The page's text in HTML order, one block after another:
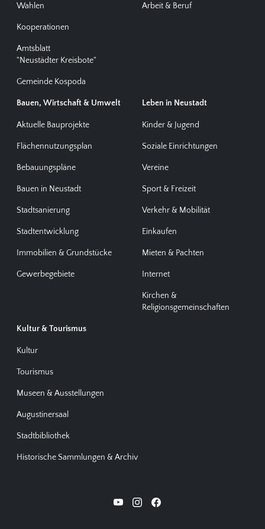
Wahlen
Kooperationen
Amtsblatt
"Neustädter Kreisbote"
Gemeinde Kospoda
Arbeit & Beruf
Bauen, Wirtschaft & Umwelt
Aktuelle Bauprojekte
Flächennutzungsplan
Bebauungspläne
Bauen in Neustadt
Stadtsanierung
Stadtentwicklung
Immobilien & Grundstücke
Gewerbegebiete
Leben in Neustadt
Kinder & Jugend
Soziale Einrichtungen
Vereine
Sport & Freizeit
Verkehr & Mobilität
Einkaufen
Mieten & Pachten
Internet
Kirchen &
Religionsgemeinschaften
Kultur & Tourismus
Kultur
Tourismus
Museen & Ausstellungen
Augustinersaal
Stadtbibliothek
Historische Sammlungen & Archiv